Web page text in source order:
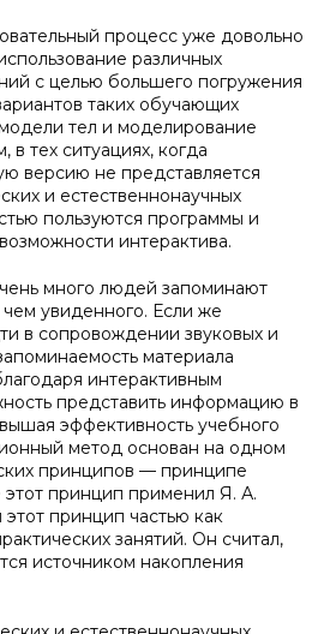
процесс уже довольно
различных
с целью большего погружения
таких обучающих
тел и моделирование
в тех ситуациях, когда
версию не представляется
и естественнонаучных
пользуются программы и
интерактива.
много людей запоминают
увиденного. Если же
в сопровождении звуковых и
материала
интерактивным
представить информацию в
эффективность учебного
метод основан на одном
принципов — принципе
принцип применил Я. А.
принцип частью как
занятий. Он считал,
источником накопления